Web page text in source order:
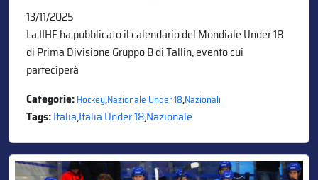
13/11/2025
La IIHF ha pubblicato il calendario del Mondiale Under 18
di Prima Divisione Gruppo B di Tallin, evento cui
parteciperà
Categorie:Hockey,Nazionale Under 18,Nazionali
Tags:Italia,Italia Under 18,Nazionale